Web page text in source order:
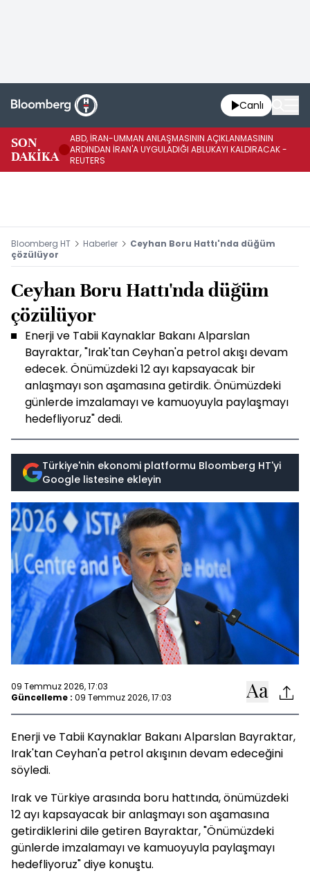
Canlı
SON
DAKİKA
ABD, İRAN-UMMAN ANLAŞMASININ AÇIKLANMASININ
ARDINDAN İRAN'A UYGULADIĞI ABLUKAYI KALDIRACAK -
REUTERS
Bloomberg HT Haberler
Ceyhan Boru Hattı'nda düğüm
çözülüyor
Ceyhan Boru Hattı'nda düğüm
çözülüyor
Enerji ve Tabii Kaynaklar Bakanı Alparslan
Bayraktar, "Irak'tan Ceyhan'a petrol akışı devam
edecek. Önümüzdeki 12 ayı kapsayacak bir
anlaşmayı son aşamasına getirdik. Önümüzdeki
günlerde imzalamayı ve kamuoyuyla paylaşmayı
hedefliyoruz" dedi.
Türkiye'nin ekonomi platformu Bloomberg HT'yi
Google listesine ekleyin
09 Temmuz 2026, 17:03
Güncelleme : 09 Temmuz 2026, 17:03
Enerji ve Tabii Kaynaklar Bakanı Alparslan Bayraktar,
Irak'tan Ceyhan'a petrol akışının devam edeceğini
söyledi.
Irak ve Türkiye arasında boru hattında, önümüzdeki
12 ayı kapsayacak bir anlaşmayı son aşamasına
getirdiklerini dile getiren Bayraktar, "Önümüzdeki
günlerde imzalamayı ve kamuoyuyla paylaşmayı
hedefliyoruz" diye konuştu.